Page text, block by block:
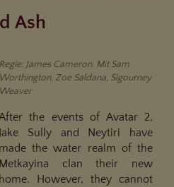
Ash
Regie: James Cameron. Mit Sam
Worthington, Zoe Saldana, Sigourney
Weaver
the events of Avatar 2,
Jake Sully and Neytiri have
made the water realm of the
Metkayina clan their new
home. However, they cannot